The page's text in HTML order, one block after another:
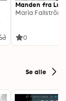
Manden fra
Maria Fallström
0
Se alle